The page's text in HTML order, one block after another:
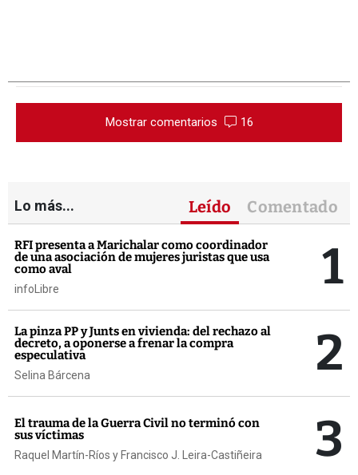
Mostrar comentarios 16
Lo más... Leído Comentado
RFI presenta a Marichalar como coordinador
de una asociación de mujeres juristas que usa
como aval
infoLibre 1
La pinza PP y Junts en vivienda: del rechazo al
decreto, a oponerse a frenar la compra
especulativa
Selina Bárcena 2
El trauma de la Guerra Civil no terminó con
sus víctimas
Raquel Martín-Ríos y Francisco J. Leira-Castiñeira 3